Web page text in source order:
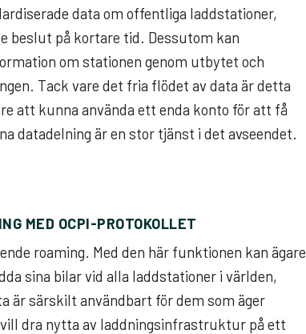
data om offentliga laddstationer,
beslut på kortare tid. Dessutom kan
om stationen genom utbytet och
Tack vare det fria flödet av data är detta
att kunna använda ett enda konto för att få
datadelning är en stor tjänst i det avseendet.
MED OCPI-PROTOKOLLET
roaming. Med den här funktionen kan ägare
sina bilar vid alla laddstationer i världen,
är särskilt användbart för dem som äger
dra nytta av laddningsinfrastruktur på ett